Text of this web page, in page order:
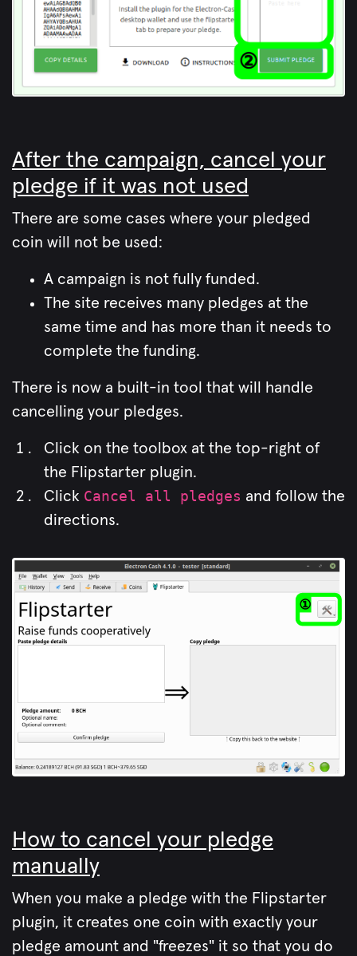
After the campaign, cancel your
pledge if it was not used
There are some cases where your pledged
coin will not be used:
A campaign is not fully funded.
The site receives many pledges at the
same time and has more than it needs to
complete the funding.
There is now a built-in tool that will handle
cancelling your pledges.
Click on the toolbox at the top-right of
the Flipstarter plugin.
Click Cancel all pledges and follow the
directions.
How to cancel your pledge
manually
When you make a pledge with the Flipstarter
plugin, it creates one coin with exactly your
pledge amount and "freezes" it so that you do